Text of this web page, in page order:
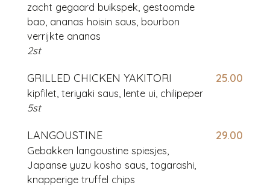
zacht gegaard buikspek, gestoomde
bao, ananas hoisin saus, bourbon
verrijkte ananas
2st
GRILLED CHICKEN YAKITORI 25.00
kipfilet, teriyaki saus, lente ui, chilipeper
5st
LANGOUSTINE 29.00
Gebakken langoustine spiesjes,
Japanse yuzu kosho saus, togarashi,
knapperige truffel chips